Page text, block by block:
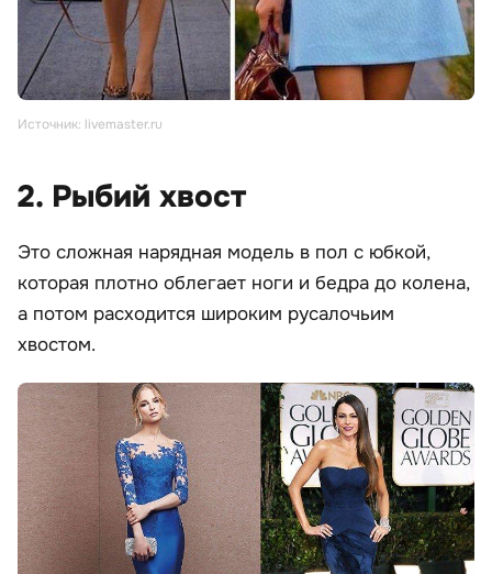
Источник: livemaster.ru
2. Рыбий хвост
Это сложная нарядная модель в пол с юбкой,
которая плотно облегает ноги и бедра до колена,
а потом расходится широким русалочьим
хвостом.